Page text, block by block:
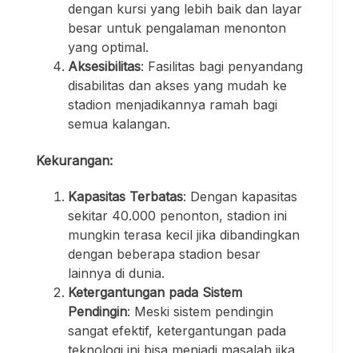
dengan kursi yang lebih baik dan layar
besar untuk pengalaman menonton
yang optimal.
Aksesibilitas: Fasilitas bagi penyandang
disabilitas dan akses yang mudah ke
stadion menjadikannya ramah bagi
semua kalangan.
Kekurangan:
Kapasitas Terbatas: Dengan kapasitas
sekitar 40.000 penonton, stadion ini
mungkin terasa kecil jika dibandingkan
dengan beberapa stadion besar
lainnya di dunia.
Ketergantungan pada Sistem
Pendingin: Meski sistem pendingin
sangat efektif, ketergantungan pada
teknologi ini bisa menjadi masalah jika